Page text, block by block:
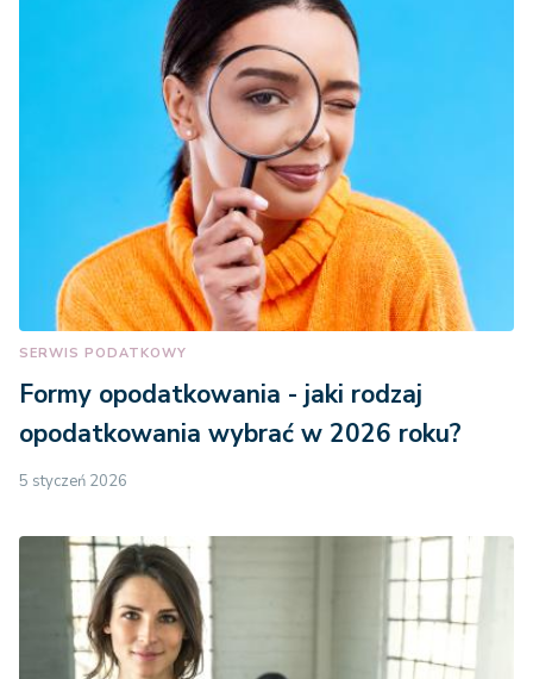
SERWIS PODATKOWY
Formy opodatkowania - jaki rodzaj
opodatkowania wybrać w 2026 roku?
5 styczeń 2026